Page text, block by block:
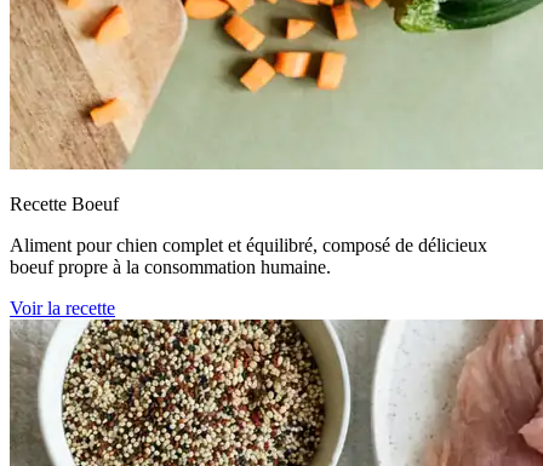
Recette Boeuf
Aliment pour chien complet et équilibré, composé de délicieux
boeuf propre à la consommation humaine.
Voir la recette